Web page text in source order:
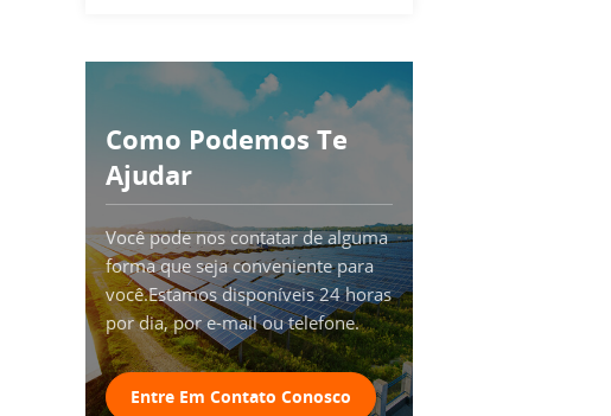
Como Podemos Te
Ajudar
Você pode nos contatar de alguma
forma que seja conveniente para
você.Estamos disponíveis 24 horas
por dia, por e-mail ou telefone.
Entre Em Contato Conosco